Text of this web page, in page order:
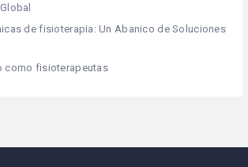
de fisioterapia: Un Abanico de Soluciones
como fisioterapeutas